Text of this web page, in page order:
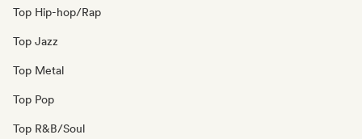
Top Hip-hop/Rap
Top Jazz
Top Metal
Top Pop
Top R&B/Soul